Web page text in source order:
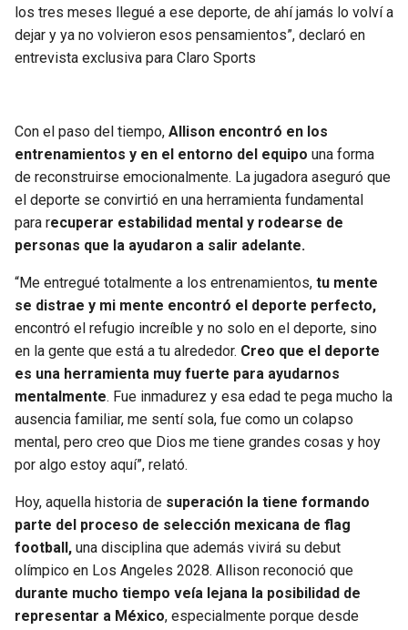
los tres meses llegué a ese deporte, de ahí jamás lo volví a
dejar y ya no volvieron esos pensamientos”, declaró en
entrevista exclusiva para Claro Sports
Con el paso del tiempo, Allison encontró en los
entrenamientos y en el entorno del equipo una forma
de reconstruirse emocionalmente. La jugadora aseguró que
el deporte se convirtió en una herramienta fundamental
para recuperar estabilidad mental y rodearse de
personas que la ayudaron a salir adelante.
“Me entregué totalmente a los entrenamientos, tu mente
se distrae y mi mente encontró el deporte perfecto,
encontró el refugio increíble y no solo en el deporte, sino
en la gente que está a tu alrededor. Creo que el deporte
es una herramienta muy fuerte para ayudarnos
mentalmente. Fue inmadurez y esa edad te pega mucho la
ausencia familiar, me sentí sola, fue como un colapso
mental, pero creo que Dios me tiene grandes cosas y hoy
por algo estoy aquí”, relató.
Hoy, aquella historia de superación la tiene formando
parte del proceso de selección mexicana de flag
football, una disciplina que además vivirá su debut
olímpico en Los Angeles 2028. Allison reconoció que
durante mucho tiempo veía lejana la posibilidad de
representar a México, especialmente porque desde